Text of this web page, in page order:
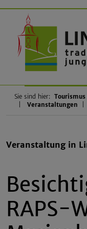
Sie sind hier:
Veranstaltungen
Veranstaltung in
RAPS-